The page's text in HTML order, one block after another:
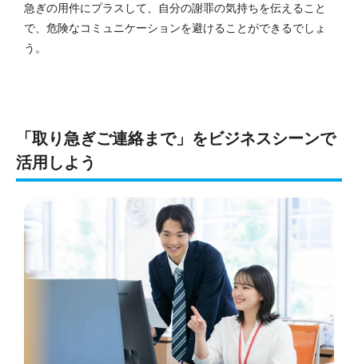
急ぎの用件にプラスして、自分の謝罪の気持ちを伝えること
で、危険なコミュニケーションを避けることができるでしょ
う。
「取り急ぎご連絡まで」をビジネスシーンで
活用しよう